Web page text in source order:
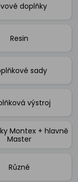
doplňky
Resin
sady
výstroj
Montex + hlavně
Master
Různé